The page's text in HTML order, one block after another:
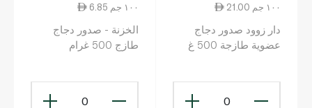
21.00 ١٠٠ جم
دار زوود صدور دجاج
عضوية طازجة 500 غ
0
6.85 ١٠٠ جم
الخزنة - صدور دجاج
طازج 500 غرام
0